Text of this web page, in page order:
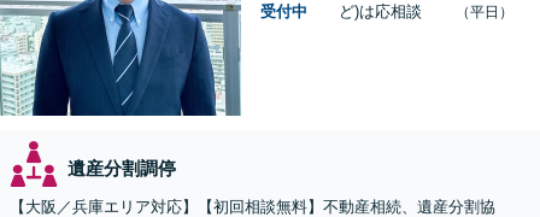
受付中
ど)は応相談
（平日）
遺産分割調停
【大阪／兵庫エリア対応】【初回相談無料】不動産相続、遺産分割協